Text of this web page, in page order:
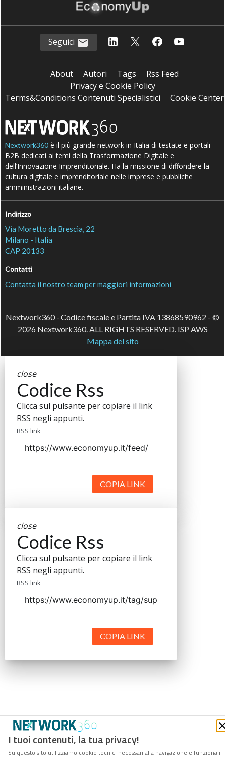
I tuoi contenuti, la tua privacy!
Su questo sito utilizziamo cookie tecnici necessari alla navigazione e funzionali
Seguici
About Autori Tags
Rss Feed
Privacy e Cookie Policy
Terms&Conditions Contenuti Specialistici
Cookie Center
Nextwork360 è il più grande network in Italia di testate e portali
B2B dedicati ai temi della Trasformazione Digitale e
dell’Innovazione Imprenditoriale. Ha la missione di diffondere la
cultura digitale e imprenditoriale nelle imprese e pubbliche
amministrazioni italiane.
Indirizzo
Via Moretto da Brescia, 22
Milano - Italia
CAP 20133
Contatti
Contatta il nostro team per maggiori informazioni
Nextwork360 - Codice fiscale e Partita IVA 13868590962 - ©
2026 Nextwork360. ALL RIGHTS RESERVED. ISP AWS
Mappa del sito
close
Codice Rss
Clicca sul pulsante per copiare il link
RSS negli appunti.
RSS link
COPIA LINK
close
Codice Rss
Clicca sul pulsante per copiare il link
RSS negli appunti.
RSS link
COPIA LINK